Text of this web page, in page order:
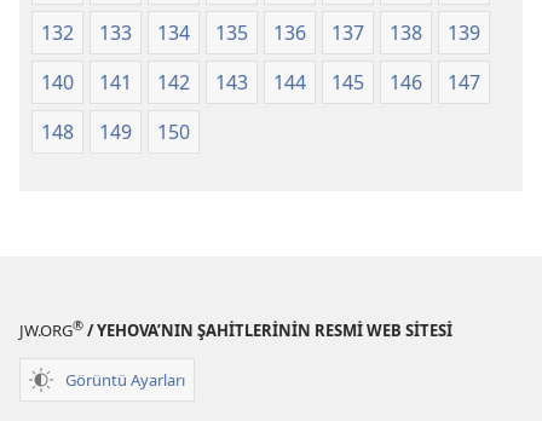
132
133 134 135 136 137 138
139
140
141 142 143 144 145 146
147
148
149 150
JW.ORG® / YEHOVA’NIN ŞAHİTLERİNİN RESMİ WEB SİTESİ
Görüntü Ayarları